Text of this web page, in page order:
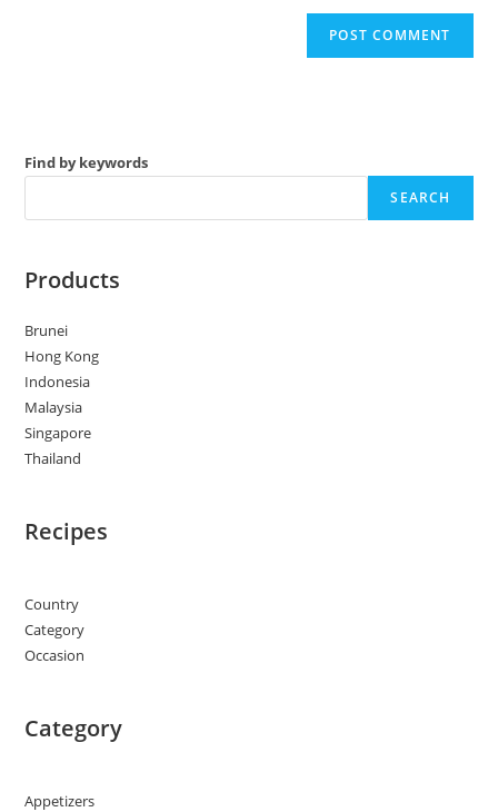
Find by keywords
SEARCH
Products
Brunei
Hong Kong
Indonesia
Malaysia
Singapore
Thailand
Recipes
Country
Category
Occasion
Category
Appetizers